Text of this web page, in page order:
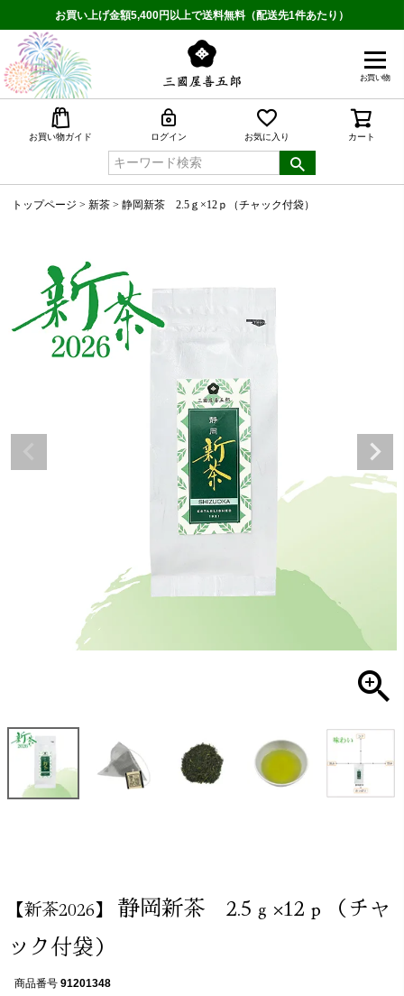
お買い上げ金額5,400円以上で送料無料（配送先1件あたり）
お買い物
お買い物ガイド ログイン お気に入り カート
トップページ 新茶 静岡新茶 2.5ｇ×12ｐ（チャック付袋）
【新茶2026】
静岡新茶 2.5ｇ×12ｐ（チャ
ック付袋）
商品番号 91201348